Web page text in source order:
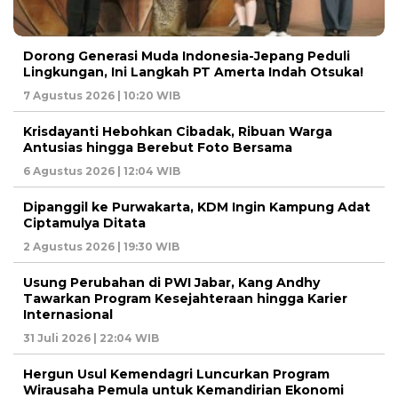
Dorong Generasi Muda Indonesia-Jepang Peduli
Lingkungan, Ini Langkah PT Amerta Indah Otsuka!
7 Agustus 2026 | 10:20 WIB
Krisdayanti Hebohkan Cibadak, Ribuan Warga
Antusias hingga Berebut Foto Bersama
6 Agustus 2026 | 12:04 WIB
Dipanggil ke Purwakarta, KDM Ingin Kampung Adat
Ciptamulya Ditata
2 Agustus 2026 | 19:30 WIB
Usung Perubahan di PWI Jabar, Kang Andhy
Tawarkan Program Kesejahteraan hingga Karier
Internasional
31 Juli 2026 | 22:04 WIB
Hergun Usul Kemendagri Luncurkan Program
Wirausaha Pemula untuk Kemandirian Ekonomi